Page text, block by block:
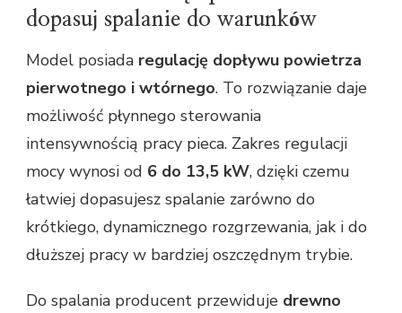
dopasuj spalanie do warunków
Model posiada regulację dopływu powietrza
pierwotnego i wtórnego. To rozwiązanie daje
możliwość płynnego sterowania
intensywnością pracy pieca. Zakres regulacji
mocy wynosi od 6 do 13,5 kW, dzięki czemu
łatwiej dopasujesz spalanie zarówno do
krótkiego, dynamicznego rozgrzewania, jak i do
dłuższej pracy w bardziej oszczędnym trybie.
Do spalania producent przewiduje drewno